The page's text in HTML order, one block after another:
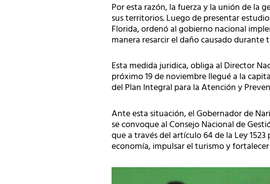
Por esta razón, la fuerza y la unión de la
sus territorios. Luego de presentar
Florida, ordenó al gobierno nacional
manera resarcir el daño causado durante
Esta medida juridica, obliga al Director
próximo 19 de noviembre llegué a la
del Plan Integral para la Atención y
Ante esta situación, el Gobernador de
se convoque al Consejo Nacional de
que a través del artículo 64 de la Ley
economía, impulsar el turismo y